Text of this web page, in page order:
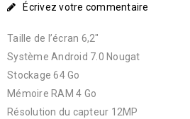
Écrivez votre commentaire
Taille de l’écran 6,2″
Système Android 7.0 Nougat
Stockage 64 Go
Mémoire RAM 4 Go
Résolution du capteur 12MP